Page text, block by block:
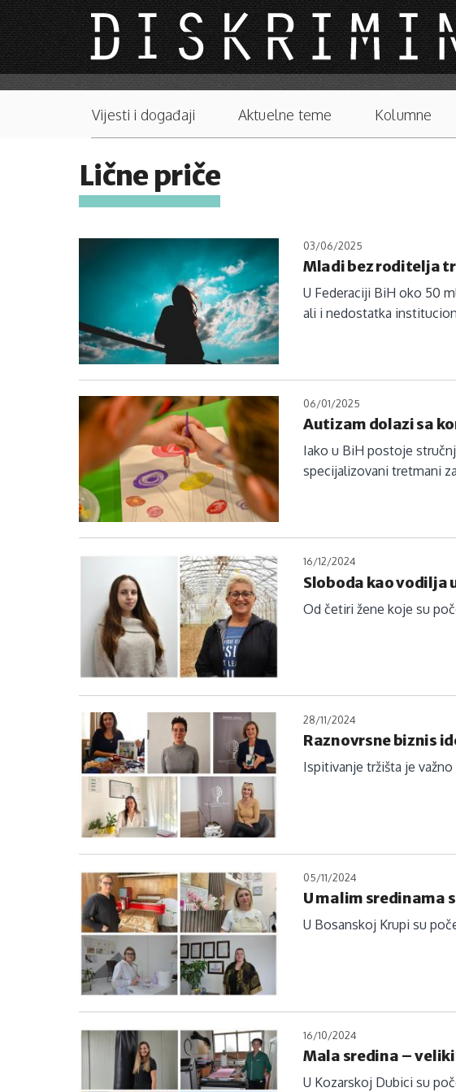
Skip to main content
Main menu
Vijesti i događaji Aktuelne teme Kolumne
Lične priče
03/06/2025
Mladi bez roditelja
U Federaciji BiH oko 50
ali i nedostatka
06/01/2025
Autizam dolazi sa
Iako u BiH postoje
specijalizovani tretmani
16/12/2024
Sloboda kao vodilja
Od četiri žene koje su
28/11/2024
Raznovrsne biznis
Ispitivanje tržišta je
05/11/2024
U malim sredinama
U Bosanskoj Krupi su
16/10/2024
Mala sredina –
U Kozarskoj Dubici su